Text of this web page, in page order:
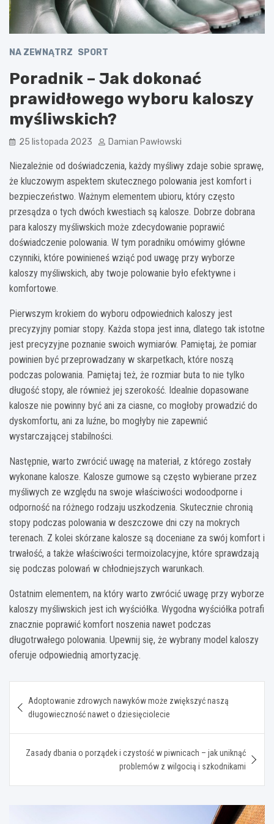
NA ZEWNĄTRZ SPORT
Poradnik – Jak dokonać
prawidłowego wyboru kaloszy
myśliwskich?
25 listopada 2023 Damian Pawłowski
Niezależnie od doświadczenia, każdy myśliwy zdaje sobie sprawę,
że kluczowym aspektem skutecznego polowania jest komfort i
bezpieczeństwo. Ważnym elementem ubioru, który często
przesądza o tych dwóch kwestiach są kalosze. Dobrze dobrana
para kaloszy myśliwskich może zdecydowanie poprawić
doświadczenie polowania. W tym poradniku omówimy główne
czynniki, które powinieneś wziąć pod uwagę przy wyborze
kaloszy myśliwskich, aby twoje polowanie było efektywne i
komfortowe.
Pierwszym krokiem do wyboru odpowiednich kaloszy jest
precyzyjny pomiar stopy. Każda stopa jest inna, dlatego tak istotne
jest precyzyjne poznanie swoich wymiarów. Pamiętaj, że pomiar
powinien być przeprowadzany w skarpetkach, które noszą
podczas polowania. Pamiętaj też, że rozmiar buta to nie tylko
długość stopy, ale również jej szerokość. Idealnie dopasowane
kalosze nie powinny być ani za ciasne, co mogłoby prowadzić do
dyskomfortu, ani za luźne, bo mogłyby nie zapewnić
wystarczającej stabilności.
Następnie, warto zwrócić uwagę na materiał, z którego zostały
wykonane kalosze. Kalosze gumowe są często wybierane przez
myśliwych ze względu na swoje właściwości wodoodporne i
odporność na różnego rodzaju uszkodzenia. Skutecznie chronią
stopy podczas polowania w deszczowe dni czy na mokrych
terenach. Z kolei skórzane kalosze są doceniane za swój komfort i
trwałość, a także właściwości termoizolacyjne, które sprawdzają
się podczas polowań w chłodniejszych warunkach.
Ostatnim elementem, na który warto zwrócić uwagę przy wyborze
kaloszy myśliwskich jest ich wyściółka. Wygodna wyściółka potrafi
znacznie poprawić komfort noszenia nawet podczas
długotrwałego polowania. Upewnij się, że wybrany model kaloszy
oferuje odpowiednią amortyzację.
wpisu
Adoptowanie zdrowych nawyków może zwiększyć naszą
długowieczność nawet o dziesięciolecie
Zasady dbania o porządek i czystość w piwnicach – jak uniknąć
problemów z wilgocią i szkodnikami